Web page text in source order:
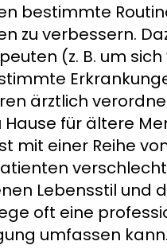
bestimmte
zu verbessern.
(z. B. um
ärztlich
für ältere
mit einer Reihe
Lebensstil und
oft eine
umfassen